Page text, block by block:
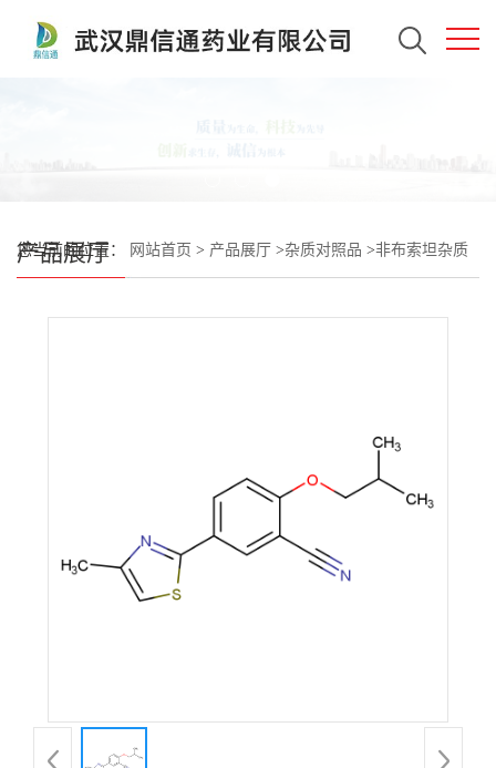
产品展厅
您当前的位置： 网站首页 > 产品展厅 >杂质对照品 >非布索坦杂质